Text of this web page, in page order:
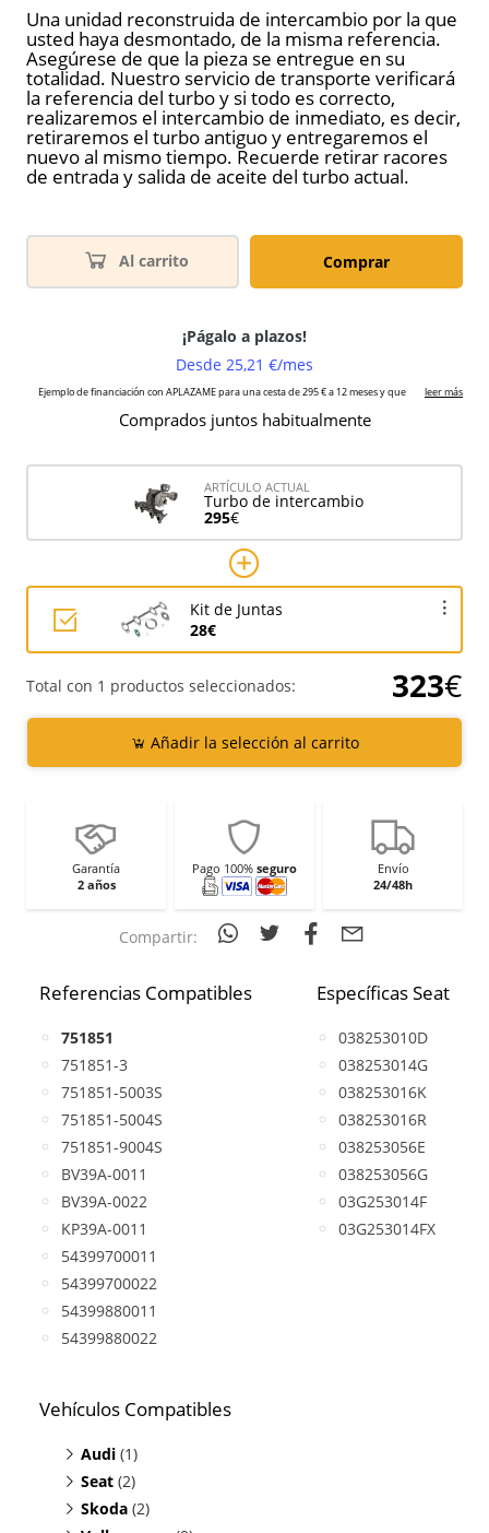
Una unidad reconstruida de intercambio por la que
usted haya desmontado, de la misma referencia.
Asegúrese de que la pieza se entregue en su
totalidad. Nuestro servicio de transporte verificará
la referencia del turbo y si todo es correcto,
realizaremos el intercambio de inmediato, es decir,
retiraremos el turbo antiguo y entregaremos el
nuevo al mismo tiempo. Recuerde retirar racores
de entrada y salida de aceite del turbo actual.
Al carrito Comprar
Comprados juntos habitualmente
ARTÍCULO ACTUAL
Turbo de intercambio
295€
Kit de Juntas
28€
Total con 1 productos seleccionados: 323€
Añadir la selección al carrito
Garantía
2 años
Pago 100% seguro
Envío
24/48h
Compartir:
Referencias Compatibles
751851
751851-3
751851-5003S
751851-5004S
751851-9004S
BV39A-0011
BV39A-0022
KP39A-0011
54399700011
54399700022
54399880011
54399880022
Específicas Seat
038253010D
038253014G
038253016K
038253016R
038253056E
038253056G
03G253014F
03G253014FX
Vehículos Compatibles
Audi (1)
A3 1.9 TDI
Seat (2)
Altea 1.9 TDI
Skoda (2)